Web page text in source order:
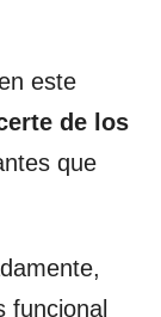
este
de los
que
funcional